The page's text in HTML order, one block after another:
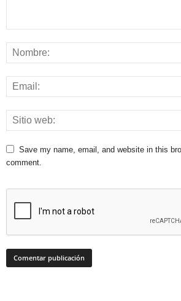
Save my name, email, and website in this
comment.